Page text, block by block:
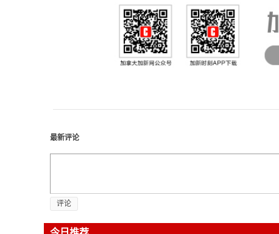
最新评论
评论